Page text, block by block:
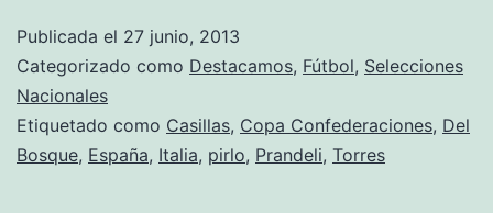
de
final
Publicada el 27 junio, 2013
Categorizado como Destacamos, Fútbol, Selecciones
Nacionales
Etiquetado como Casillas, Copa Confederaciones, Del
Bosque, España, Italia, pirlo, Prandeli, Torres